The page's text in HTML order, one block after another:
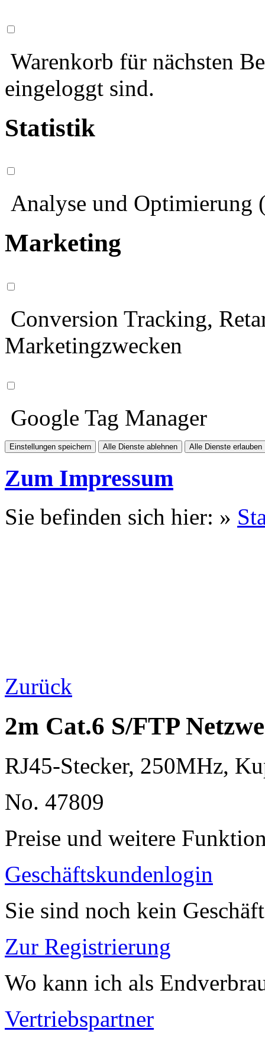
Warenkorb für nächsten
eingeloggt sind.
Statistik
Analyse und Optimierung
Marketing
Conversion Tracking,
Marketingzwecken
Google Tag Manager
Einstellungen speichern Alle Dienste ablehnen Alle Dienste erlauben
Zum Impressum
Sie befinden sich hier: »
Zurück
2m Cat.6 S/FTP
RJ45-Stecker, 250MHz,
No. 47809
Preise und weitere
Geschäftskundenlogin
Sie sind noch kein
Zur Registrierung
Wo kann ich als
Vertriebspartner